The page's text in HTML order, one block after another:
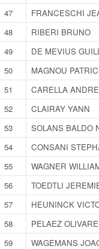
47
FRANCESCHI
48
RIBERI BRUNO
49
DE MEVIUS
50
MAGNOU
51
CARELLA
52
CLAIRAY YANN
53
SOLANS BALDO
54
CONSANI
55
WAGNER
56
TOEDTLI
57
HEUNINCK
58
PELAEZ
59
WAGEMANS